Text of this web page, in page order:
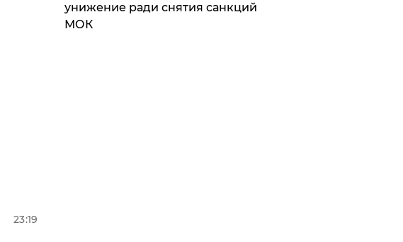
23:19
унижение ради снятия санкций
МОК